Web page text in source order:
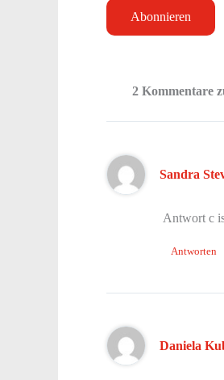
2 Kommentare
Sandra
Antwort c
Antworten
Daniela